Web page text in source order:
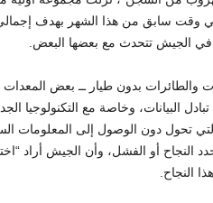
وقت سابق من هذا الشهر بهدف
في الجيش تتحدث مع بعضها البعض.
والطائرات بدون طيار ــ بعض المعدات
البيانات، وخاصة مع التكنولوجيا
تحول دون الوصول إلى المعلومات
النجاح أو الفشل، وأن الجيش أراد
النجاح.